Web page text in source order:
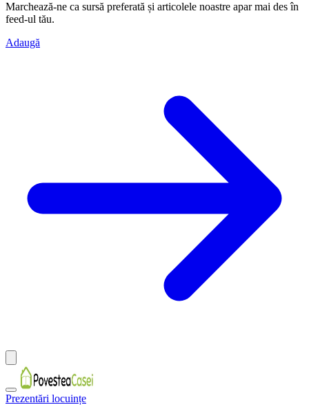
Marchează-ne ca sursă preferată și articolele noastre apar mai des în
feed-ul tău.
Adaugă
Prezentări locuințe